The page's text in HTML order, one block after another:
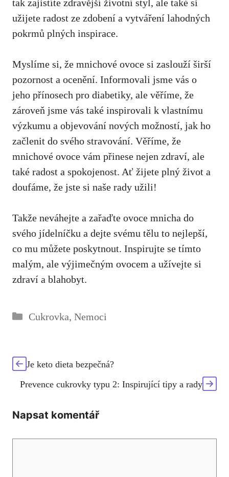
tak zajistíte zdravější ‍životní styl, ale také si
užijete ⁢radost⁢ ze zdobení a ⁢vytváření lahodných
pokrmů plných inspirace.
Myslíme si, že ⁤mnichové ovoce si zaslouží širší
pozornost a ocenění. Informovali ​jsme vás o
jeho přínosech pro diabetiky, ale věříme, ‌že
zároveň jsme vás také inspirovali k ⁣vlastnímu
výzkumu a objevování nových možností, jak ho
začlenit do svého stravování. Věříme, že
mnichové ovoce vám⁤ přinese nejen zdraví, ale
také radost a spokojenost. Ať žijete plný život a
⁢doufáme, že jste si naše rady užili!
Takže neváhejte a zařaďte ovoce mnicha do
svého jídelníčku a dejte svému tělu⁣ to nejlepší,
co mu​ můžete ⁣poskytnout. ‌Inspirujte se tímto
malým, ale výjimečným ovocem a užívejte si
zdraví a blahobyt.
Rubriky
Cukrovka, Nemoci
Je keto dieta bezpečná?
Prevence cukrovky typu 2: Inspirující tipy a rady
Napsat komentář